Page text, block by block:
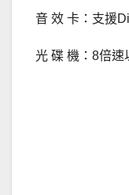
音 效 卡：支援
光 碟 機：8倍速